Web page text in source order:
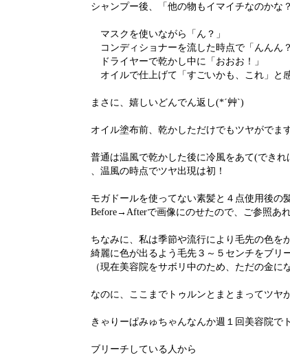
シャンプー後、「他の物もイマイチなのか
マスクを使いながら「ん？」
コンディショナーを流した時点で「んんん？
ドライヤーで乾かし中に「おおお！」
オイルで仕上げて「すごいかも、これ」と感
まさに、嬉しいどんでん返し(*´艸`)
オイル塗布前、乾かしただけでもツヤがでます
普通は温風で乾かした後に冷風をあて(でき
、温風の時点でツヤ出現は初！
モガドールを使ってない素髪と４点使用後の
Before→Afterで画像にのせたので、ご参照あ
ちなみに、私は季節や流行により毛先の色を
綺麗に色が出るよう毛先３～５センチをブリ
（現在美容院をサボリ中のため、ただの金に
なのに、ここまでトゥルンとまとまってツヤ
きゃりーぱみゅちゃんなんか週１回美容院で
ブリーチしている人から